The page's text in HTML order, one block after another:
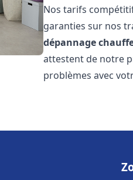
Nos tarifs
garanties sur nos
dépannage
attestent de notre
problèmes avec